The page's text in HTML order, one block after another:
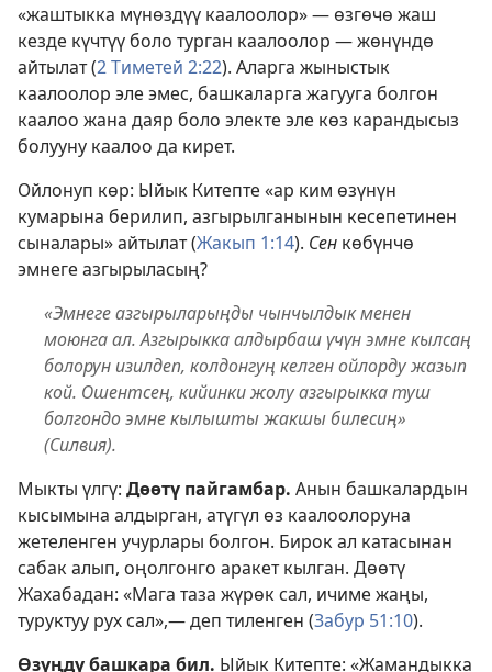
«жаштыкка мүнөздүү каалоолор» — өзгөчө жаш
кезде күчтүү боло турган каалоолор — жөнүндө
айтылат (2 Тиметей 2:22). Аларга жыныстык
каалоолор эле эмес, башкаларга жагууга болгон
каалоо жана даяр боло электе эле көз карандысыз
болууну каалоо да кирет.
Ойлонуп көр: Ыйык Китепте «ар ким өзүнүн
кумарына берилип, азгырылганынын кесепетинен
сыналары» айтылат (Жакып 1:14). Сен көбүнчө
эмнеге азгырыласың?
«Эмнеге азгырыларыңды чынчылдык менен
моюнга ал. Азгырыкка алдырбаш үчүн эмне кылсаң
болорун изилдеп, колдонгуң келген ойлорду жазып
кой. Ошентсең, кийинки жолу азгырыкка туш
болгондо эмне кылышты жакшы билесиң»
(Силвия).
Мыкты үлгү: Дөөтү пайгамбар. Анын башкалардын
кысымына алдырган, атүгүл өз каалоолоруна
жетеленген учурлары болгон. Бирок ал катасынан
сабак алып, оңолгонго аракет кылган. Дөөтү
Жахабадан: «Мага таза жүрөк сал, ичиме жаңы,
туруктуу рух сал»,— деп тиленген (Забур 51:10).
Өзүңдү башкара бил. Ыйык Китепте: «Жамандыкка